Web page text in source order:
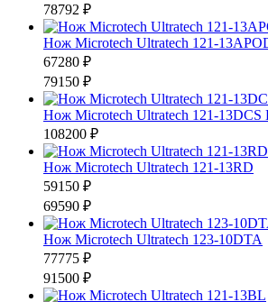
78792 ₽
Нож Microtech Ultratech 121-
67280 ₽
79150 ₽
Нож Microtech Ultratech 121-13DCS
108200 ₽
Нож Microtech Ultratech 121-13RD
59150 ₽
69590 ₽
Нож Microtech Ultratech 123-10DTA
77775 ₽
91500 ₽